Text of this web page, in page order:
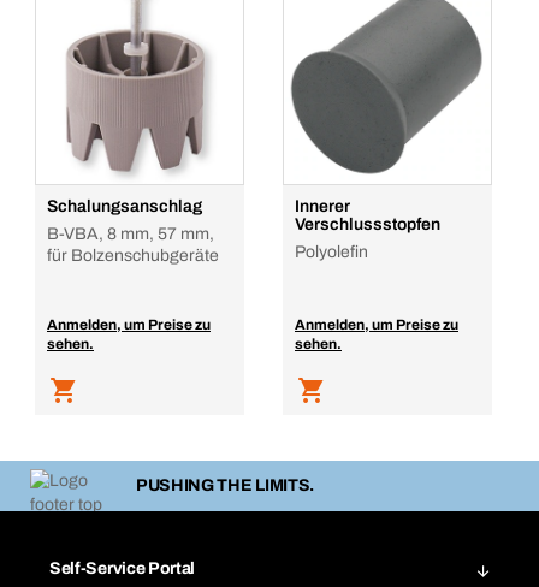
Schalungsanschlag
B-VBA, 8 mm, 57 mm,
für Bolzenschubgeräte
Anmelden, um Preise zu
sehen.
Innerer
Verschlussstopfen
Polyolefin
Anmelden, um Preise zu
sehen.
PUSHING THE LIMITS.
Self-Service Portal